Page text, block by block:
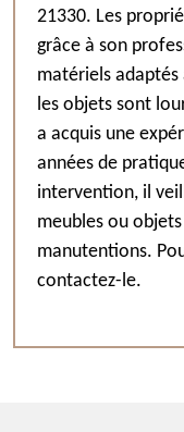
21330. Les
grâce à son
matériels
les objets sont
a acquis une
années de
intervention, il
meubles ou
manutentions.
contactez-le.